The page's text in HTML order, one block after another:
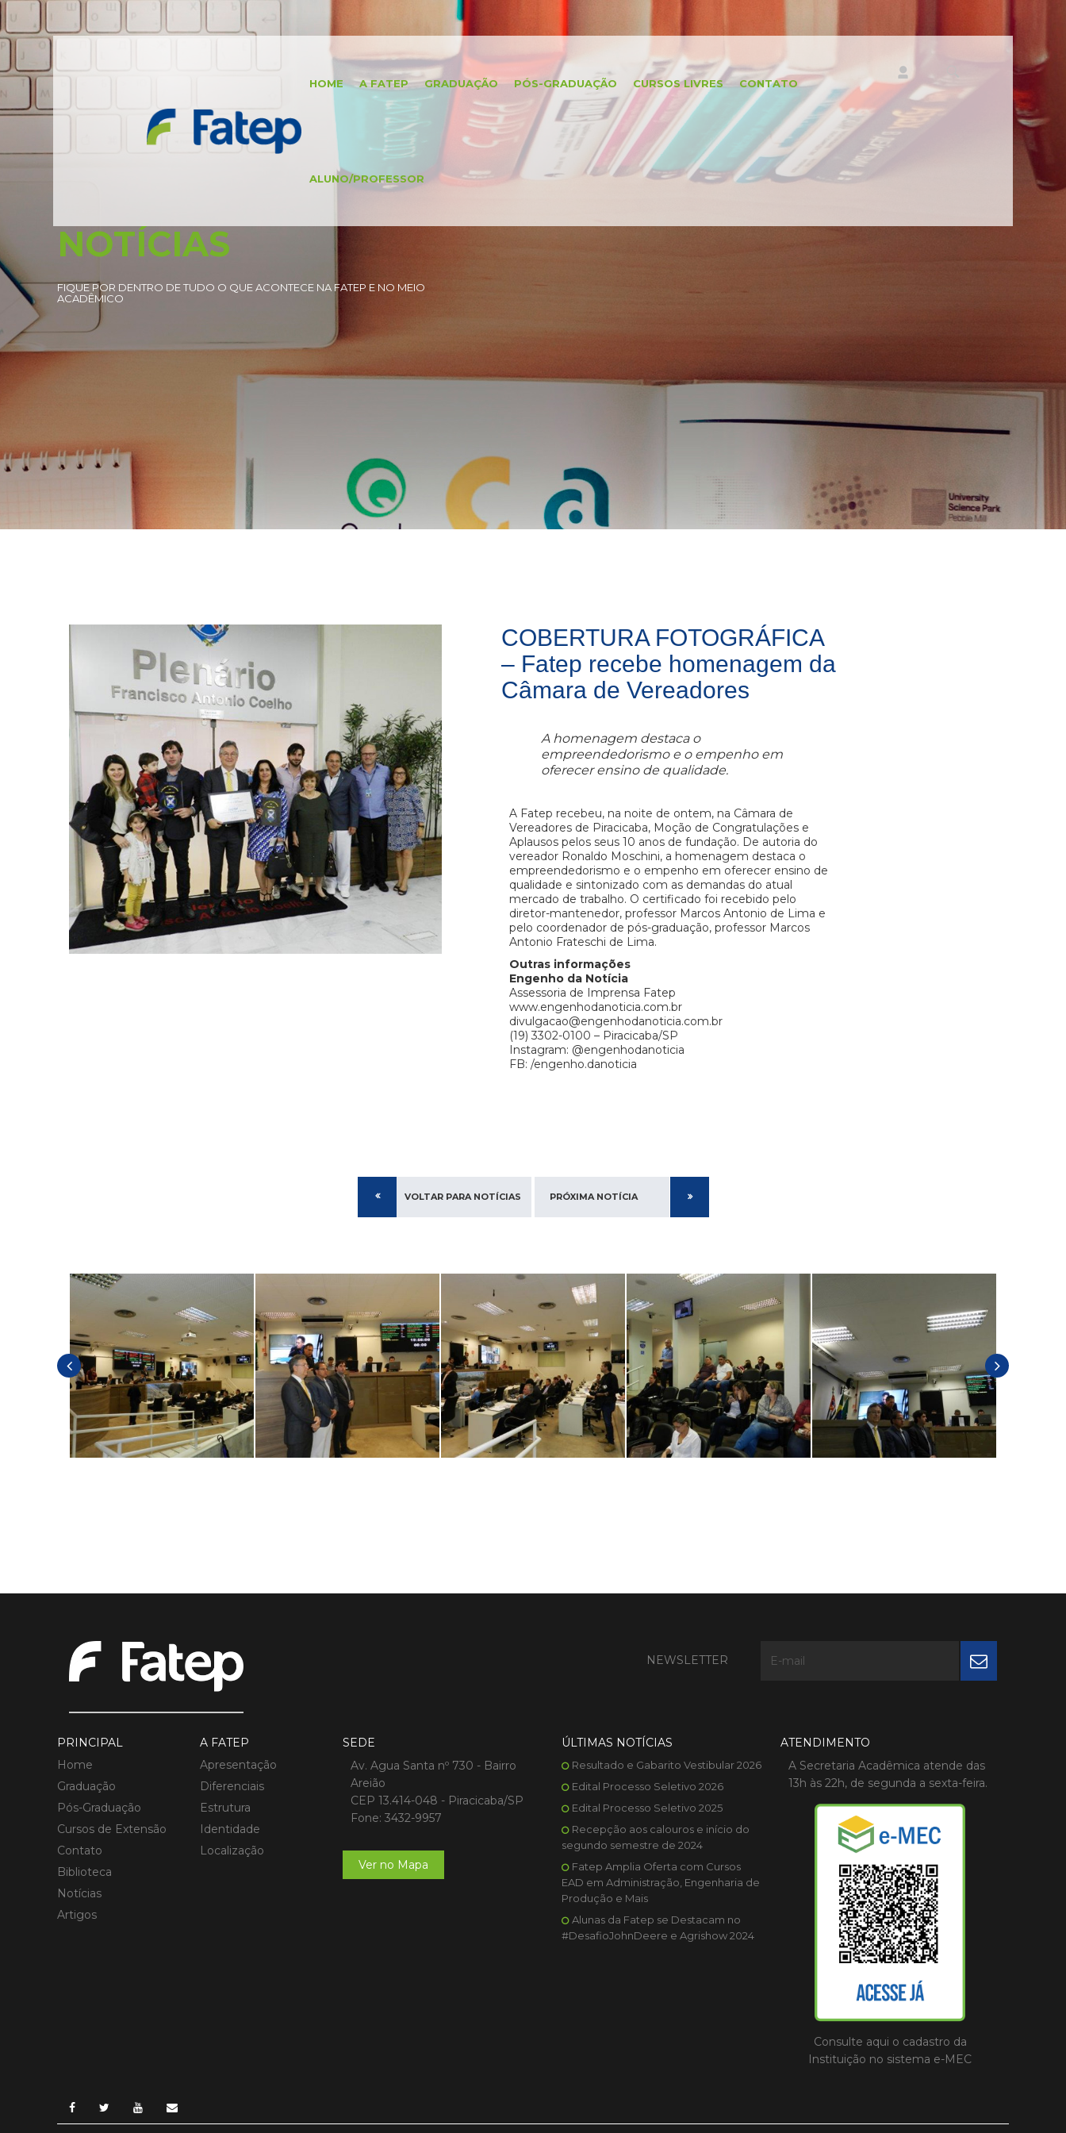
HOME A FATEP GRADUAÇÃO PÓS-GRADUAÇÃO CURSOS LIVRES CONTATO
ALUNO/PROFESSOR
NOTÍCIAS
FIQUE POR DENTRO DE TUDO O QUE ACONTECE NA FATEP E NO MEIO
ACADÊMICO
COBERTURA FOTOGRÁFICA
– Fatep recebe homenagem da
Câmara de Vereadores
A homenagem destaca o
empreendedorismo e o empenho em
oferecer ensino de qualidade.
A Fatep recebeu, na noite de ontem, na Câmara de
Vereadores de Piracicaba, Moção de Congratulações e
Aplausos pelos seus 10 anos de fundação. De autoria do
vereador Ronaldo Moschini, a homenagem destaca o
empreendedorismo e o empenho em oferecer ensino de
qualidade e sintonizado com as demandas do atual
mercado de trabalho. O certificado foi recebido pelo
diretor-mantenedor, professor Marcos Antonio de Lima e
pelo coordenador de pós-graduação, professor Marcos
Antonio Frateschi de Lima.
Outras informações
Engenho da Notícia
Assessoria de Imprensa Fatep
www.engenhodanoticia.com.br
divulgacao@engenhodanoticia.com.br
(19) 3302-0100 – Piracicaba/SP
Instagram: @engenhodanoticia
FB: /engenho.danoticia
VOLTAR PARA NOTÍCIAS PRÓXIMA NOTÍCIA
NEWSLETTER
PRINCIPAL
Home
Graduação
Pós-Graduação
Cursos de Extensão
Contato
Biblioteca
Notícias
Artigos
A FATEP
Apresentação
Diferenciais
Estrutura
Identidade
Localização
SEDE
Av. Agua Santa nº 730 - Bairro
Areião
CEP 13.414-048 - Piracicaba/SP
Fone: 3432-9957
Ver no Mapa
ÚLTIMAS NOTÍCIAS
Resultado e Gabarito Vestibular 2026
Edital Processo Seletivo 2026
Edital Processo Seletivo 2025
Recepção aos calouros e início do
segundo semestre de 2024
Fatep Amplia Oferta com Cursos
EAD em Administração, Engenharia de
Produção e Mais
Alunas da Fatep se Destacam no
#DesafioJohnDeere e Agrishow 2024
ATENDIMENTO
A Secretaria Acadêmica atende das
13h às 22h, de segunda a sexta-feira.
Consulte aqui o cadastro da
Instituição no sistema e-MEC